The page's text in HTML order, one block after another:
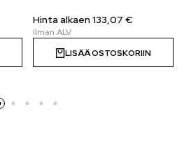
Hinta alkaen 133,07 €
LISÄÄ OSTOSKORIIN